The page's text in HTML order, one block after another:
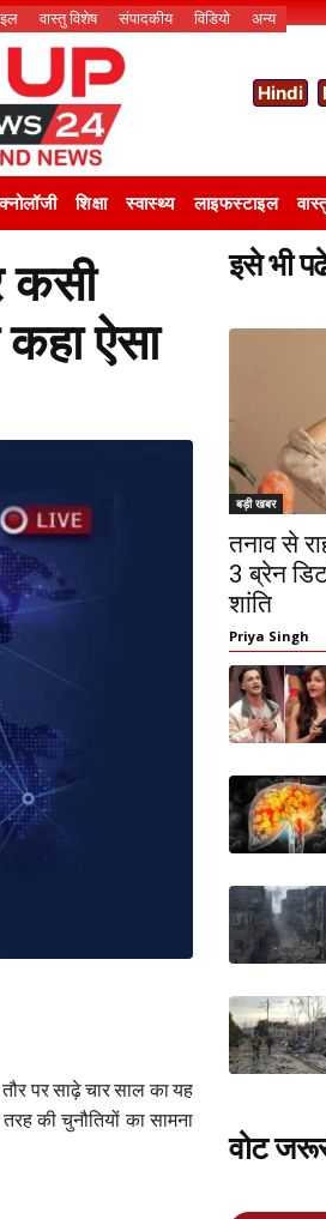
वास्तु विशेष संपादकीय विडियो अन्य
Hindi
शिक्षा स्वास्थ्य लाइफस्टाइल
कसी
ऐसा
पर साढ़े चार साल का यह
की चुनौतियों का सामना
इसे भी
बड़ी खबर
तनाव से
3 ब्रेन
शांति
Priya Singh
वोट